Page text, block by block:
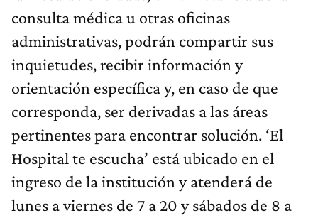
consulta médica u otras oficinas
administrativas, podrán compartir sus
inquietudes, recibir información y
orientación específica y, en caso de que
corresponda, ser derivadas a las áreas
pertinentes para encontrar solución. ‘El
Hospital te escucha’ está ubicado en el
ingreso de la institución y atenderá de
lunes a viernes de 7 a 20 y sábados de 8 a